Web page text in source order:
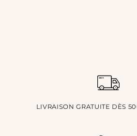
LIVRAISON GRATUITE DÈS